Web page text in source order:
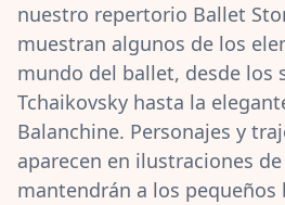
nuestro repertorio Ballet
muestran algunos de los
mundo del ballet, desde los
Tchaikovsky hasta la
Balanchine. Personajes y
aparecen en ilustraciones
mantendrán a los